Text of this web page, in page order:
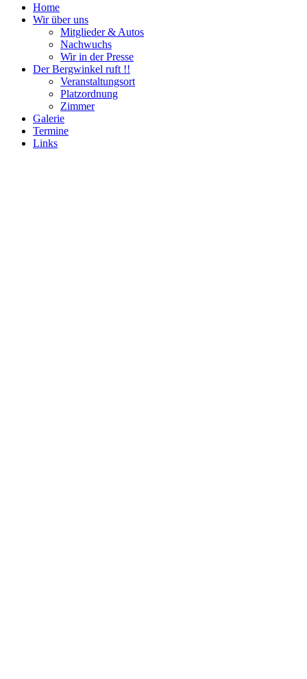
Home
Wir über uns
Mitglieder & Autos
Nachwuchs
Wir in der Presse
Der Bergwinkel ruft !!
Veranstaltungsort
Platzordnung
Zimmer
Galerie
Termine
Links